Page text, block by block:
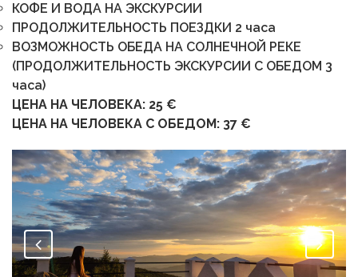
КОФЕ И ВОДА НА ЭКСКУРСИИ
ПРОДОЛЖИТЕЛЬНОСТЬ ПОЕЗДКИ 2 часа
ВОЗМОЖНОСТЬ ОБЕДА НА СОЛНЕЧНОЙ РЕКЕ
(ПРОДОЛЖИТЕЛЬНОСТЬ ЭКСКУРСИИ С ОБЕДОМ 3
часа)
ЦЕНА НА ЧЕЛОВЕКА: 25 €
ЦЕНА НА ЧЕЛОВЕКА С ОБЕДОМ: 37 €